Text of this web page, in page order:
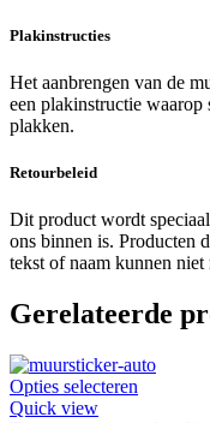
Plakinstructies
Het aanbrengen van de
een plakinstructie waarop
plakken.
Retourbeleid
Dit product wordt
ons binnen is. Producten
tekst of naam kunnen
Gerelateerde
Opties selecteren
Quick view